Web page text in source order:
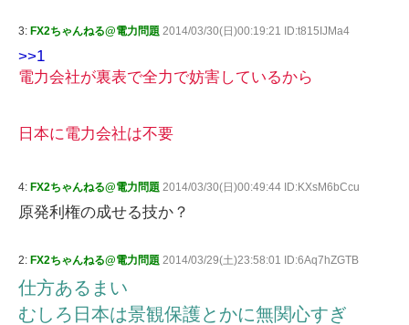
3: FX2ちゃんねる@電力問題 2014/03/30(日)00:19:21 ID:t815IJMa4
>>1
電力会社が裏表で全力で妨害しているから
日本に電力会社は不要
4: FX2ちゃんねる@電力問題 2014/03/30(日)00:49:44 ID:KXsM6bCcu
原発利権の成せる技か？
2: FX2ちゃんねる@電力問題 2014/03/29(土)23:58:01 ID:6Aq7hZGTB
仕方あるまい
むしろ日本は景観保護とかに無関心すぎ